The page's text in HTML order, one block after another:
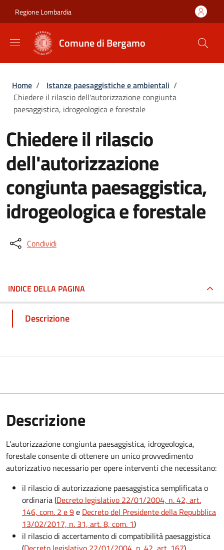
Regione Lombardia
Comune di Bergamo
Briciole di pane
Home / Istanze paesaggistiche e ambientali /
Chiedere il rilascio dell'autorizzazione congiunta
paesaggistica, idrogeologica e forestale
Chiedere il rilascio
dell'autorizzazione
congiunta paesaggistica,
idrogeologica e forestale
Condividi
INDICE DELLA PAGINA
Descrizione
Descrizione
L'autorizzazione congiunta paesaggistica, idrogeologica,
forestale consente di ottenere un unico provvedimento
autorizzativo necessario per opere interventi che necessitano:
il rilascio di autorizzazione paesaggistica semplificata o
ordinaria (Decreto legislativo 22/01/2004, n. 42, art.
146, com. 2 e 9e Decreto del Presidente della Repubblica
13/02/2017, n. 31, art. 8, com. 1)
il rilascio di accertamento di compatibilità paesaggistica